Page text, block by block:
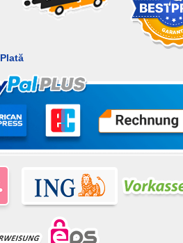
Plată